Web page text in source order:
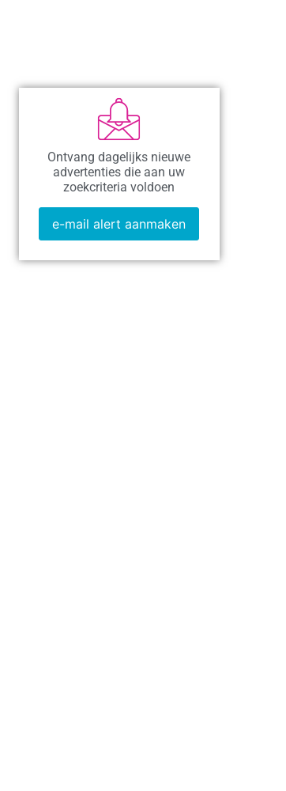
Ontvang dagelijks nieuwe
advertenties die aan uw
zoekcriteria voldoen
e-mail alert aanmaken